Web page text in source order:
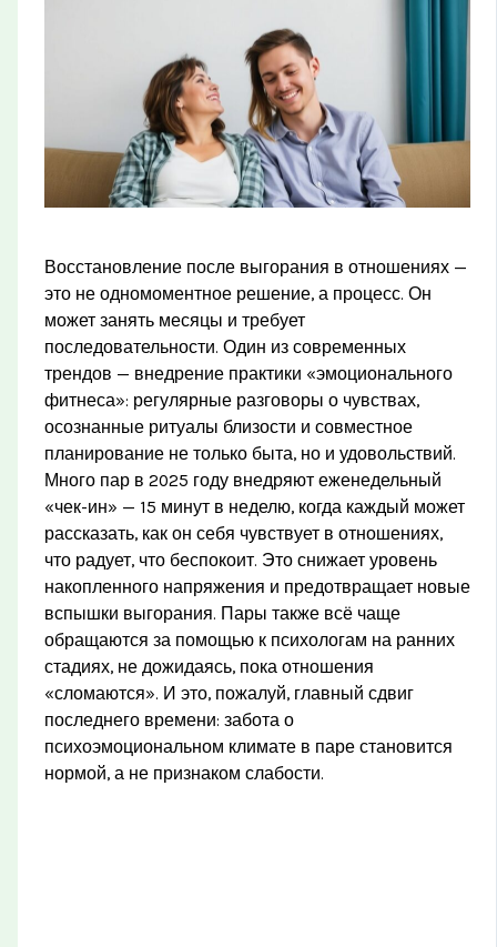
Восстановление после выгорания в отношениях —
это не одномоментное решение, а процесс. Он
может занять месяцы и требует
последовательности. Один из современных
трендов — внедрение практики «эмоционального
фитнеса»: регулярные разговоры о чувствах,
осознанные ритуалы близости и совместное
планирование не только быта, но и удовольствий.
Много пар в 2025 году внедряют еженедельный
«чек-ин» — 15 минут в неделю, когда каждый может
рассказать, как он себя чувствует в отношениях,
что радует, что беспокоит. Это снижает уровень
накопленного напряжения и предотвращает новые
вспышки выгорания. Пары также всё чаще
обращаются за помощью к психологам на ранних
стадиях, не дожидаясь, пока отношения
«сломаются». И это, пожалуй, главный сдвиг
последнего времени: забота о
психоэмоциональном климате в паре становится
нормой, а не признаком слабости.